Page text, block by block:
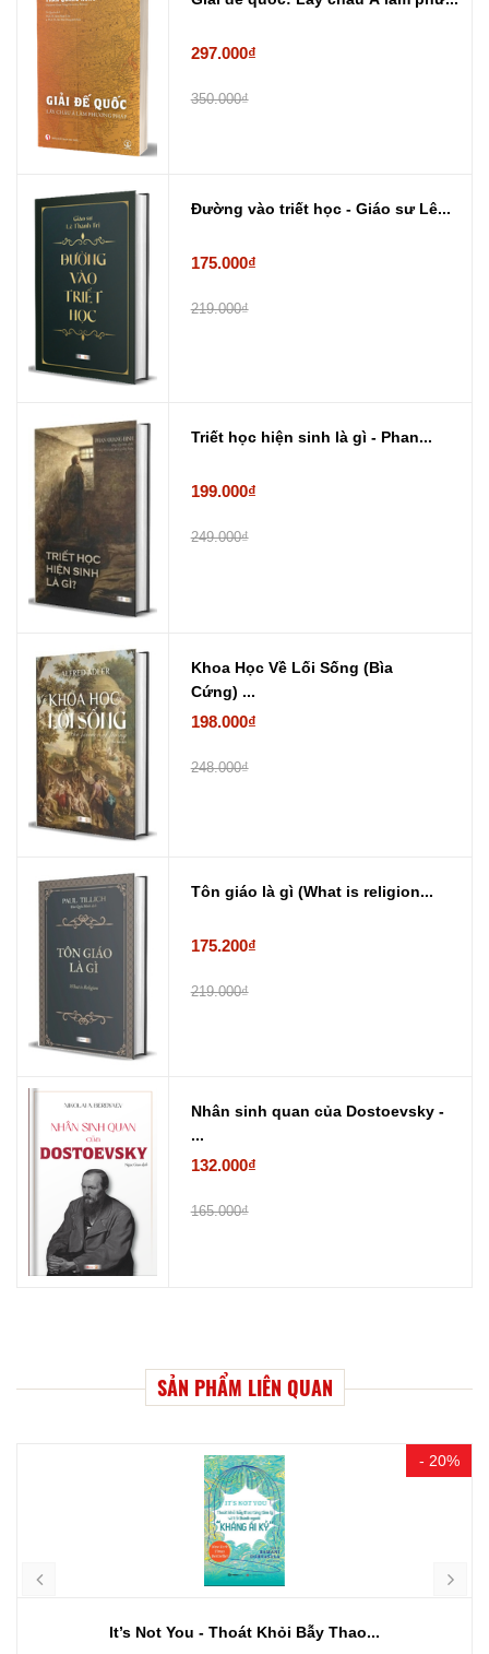
297.000₫
350.000₫
Đường vào triết học - Giáo sư Lê...
175.000₫
219.000₫
Triết học hiện sinh là gì - Phan...
199.000₫
249.000₫
Khoa Học Về Lối Sống (Bìa
Cứng) ...
198.000₫
248.000₫
Tôn giáo là gì (What is religion...
175.200₫
219.000₫
Nhân sinh quan của Dostoevsky -
...
132.000₫
165.000₫
SẢN PHẨM LIÊN QUAN
- 20%
It’s Not You - Thoát Khỏi Bẫy Thao...